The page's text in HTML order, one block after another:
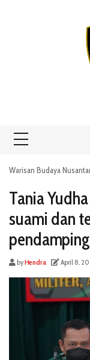
Warisan Budaya
Tania
suami dan
byHendra April 8,